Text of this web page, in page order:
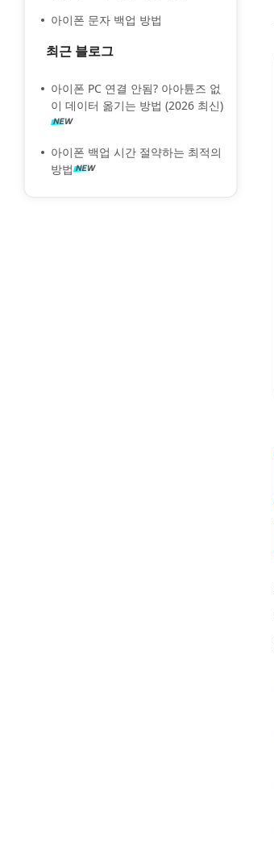
아이폰 문자 백업 방법
최근 블로그
아이폰 PC 연결 안됨? 아아튠즈 없
이 데이터 옮기는 방법 (2026 최신)
아이폰 백업 시간 절약하는 최적의
방법